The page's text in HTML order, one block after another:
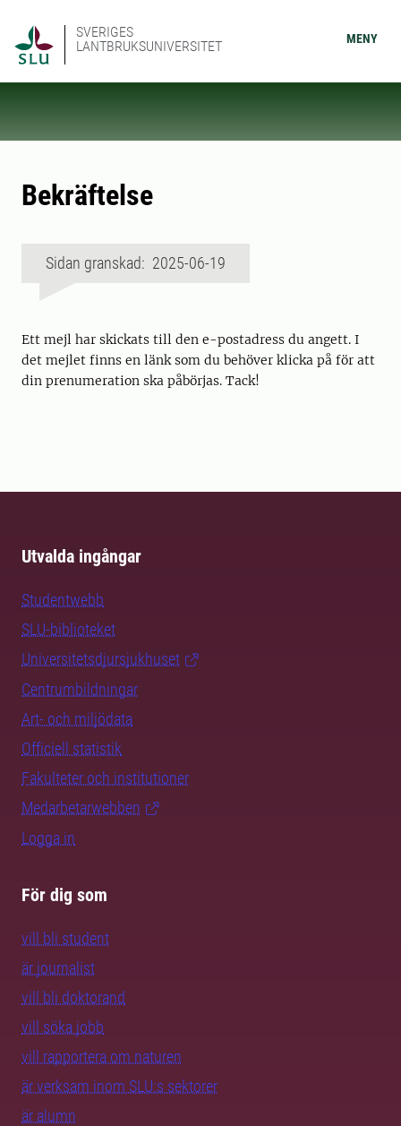
SVERIGES
LANTBRUKSUNIVERSITET
MENY
Bekräftelse
Sidan granskad: 2025-06-19
Ett mejl har skickats till den e-postadress du angett. I
det mejlet finns en länk som du behöver klicka på för att
din prenumeration ska påbörjas. Tack!
Utvalda ingångar
Studentwebb
SLU-biblioteket
Universitetsdjursjukhuset
Centrumbildningar
Art- och miljödata
Officiell statistik
Fakulteter och institutioner
Medarbetarwebben
Logga in
För dig som
vill bli student
är journalist
vill bli doktorand
vill söka jobb
vill rapportera om naturen
är verksam inom SLU:s sektorer
är alumn